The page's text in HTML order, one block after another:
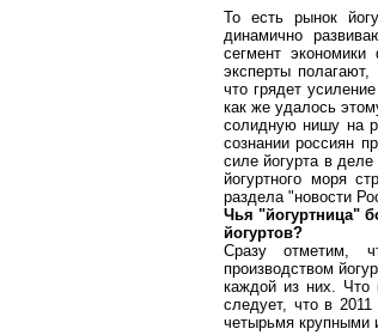
То есть рынок
динамично
сегмент
эксперты
что грядет
как же удалось
солидную нишу на
сознании россиян
силе йогурта в
йогуртного моря
раздела "новости
Чья "йогуртница"
йогуртов?
Сразу отметим,
производством
каждой из них. Что
следует, что в
четырьмя крупными